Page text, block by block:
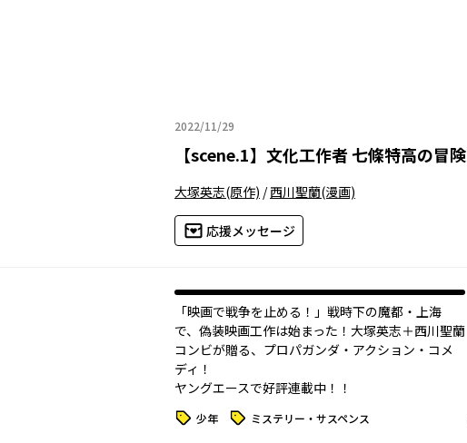
2022/11/29
2022年11月29日
【scene.1】 文化工作者 七條特高の冒険
大塚英志(原作) /西川聖蘭(漫画)
応援メッセージ
「映画で戦争を止める！」戦時下の魔都・上海
で、偽装映画工作は始まった！大塚英志＋西川聖蘭
コンビが贈る、プロパガンダ・アクション・コメ
ディ！
ヤングエースで好評連載中！！
タグ 少年 タグ ミステリー・サスペンス